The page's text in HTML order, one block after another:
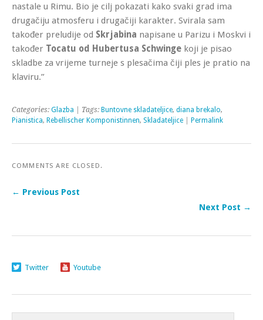
nastale u Rimu. Bio je cilj pokazati kako svaki grad ima
drugačiju atmosferu i drugačiji karakter. Svirala sam
također preludije od Skrjabina napisane u Parizu i Moskvi i
također Tocatu od Hubertusa Schwinge koji je pisao
skladbe za vrijeme turneje s plesačima čiji ples je pratio na
klaviru.”
Categories: Glazba | Tags: Buntovne skladateljice, diana brekalo,
Pianistica, Rebellischer Komponistinnen, Skladateljice Permalink
COMMENTS ARE CLOSED.
← Previous Post
Next Post →
Twitter Youtube